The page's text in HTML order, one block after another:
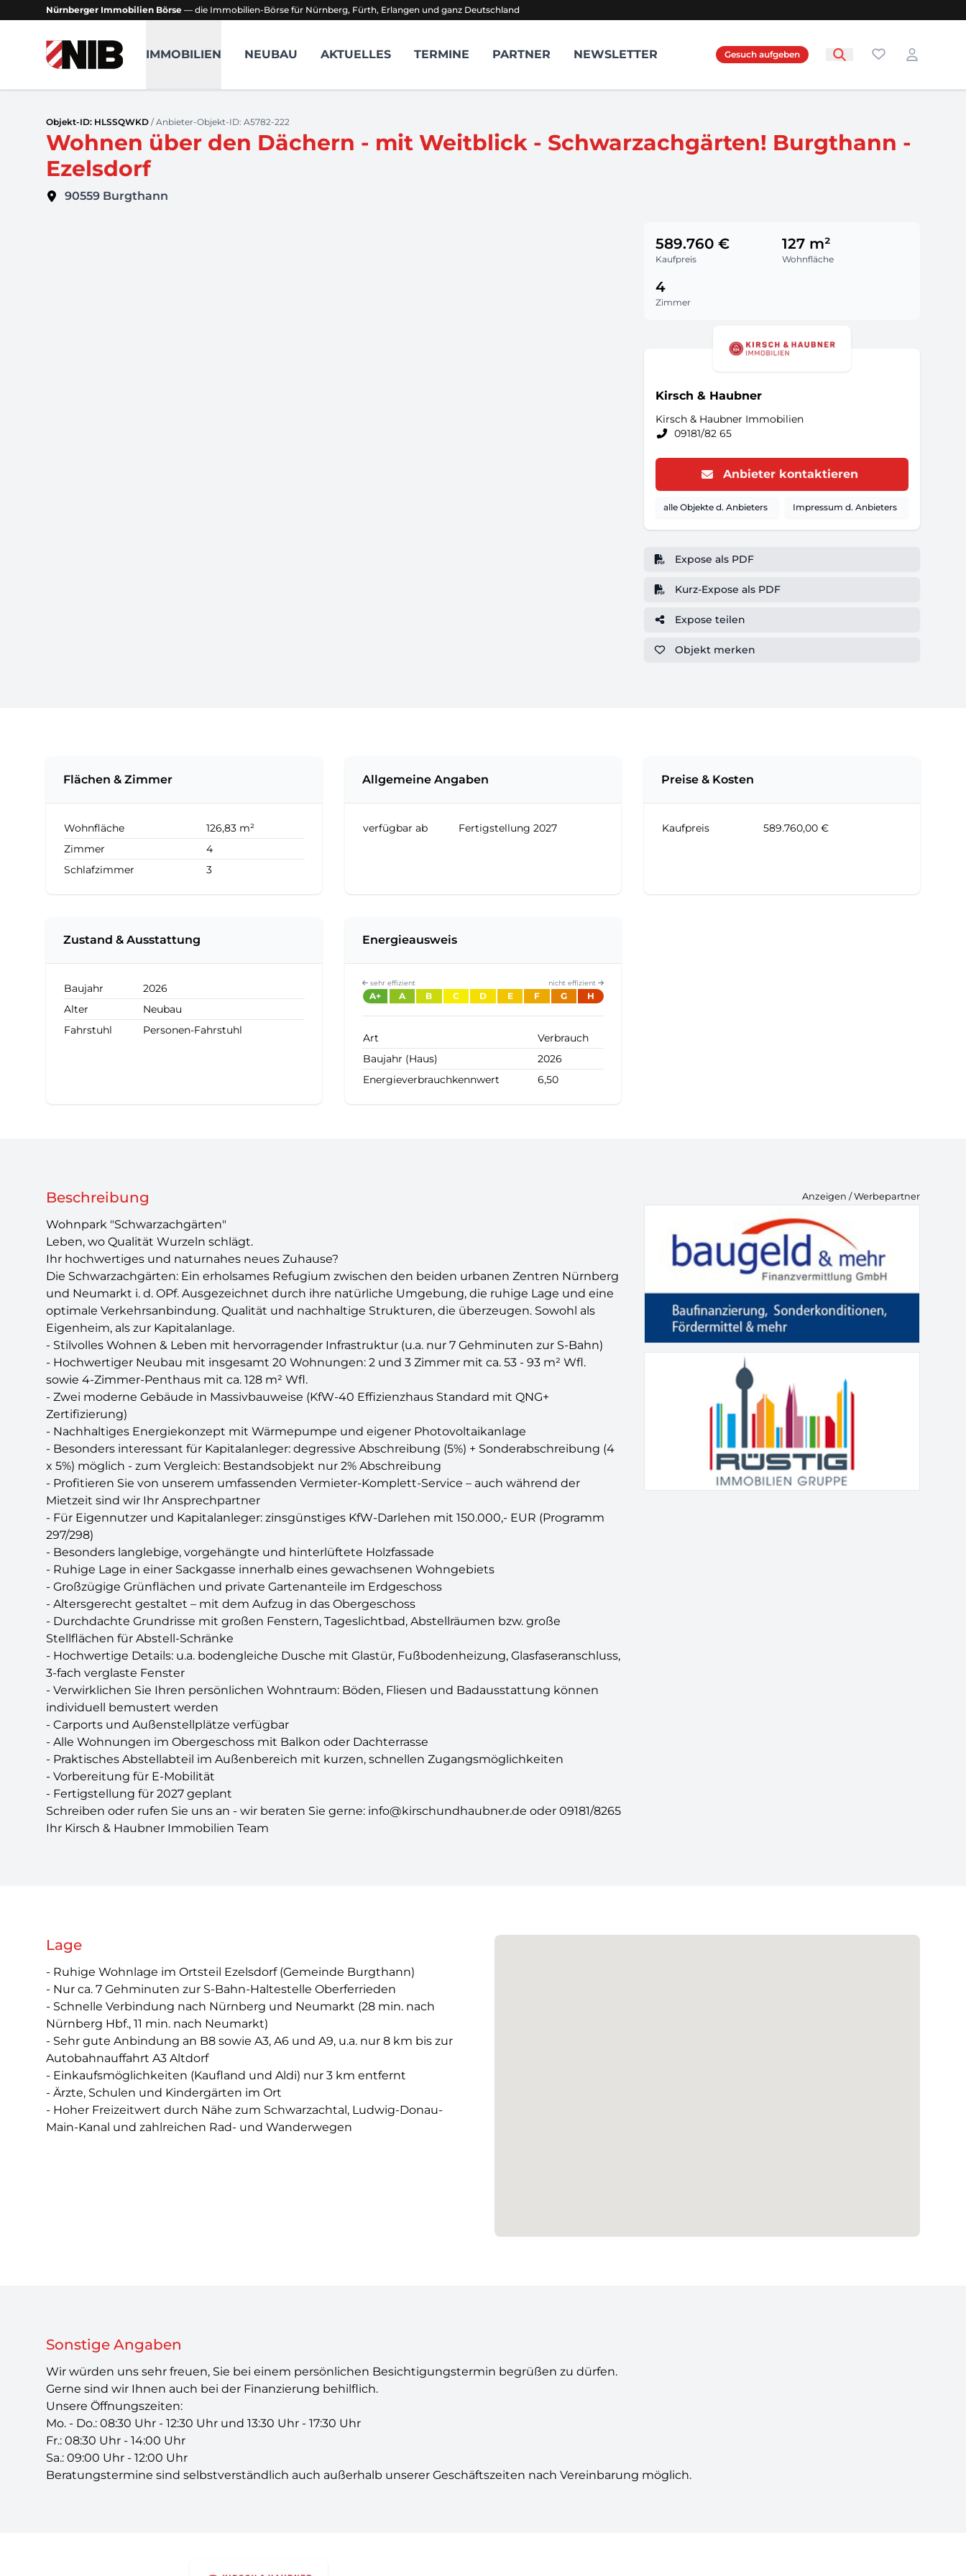
Nürnberger Immobilien Börse — die Immobilien-Börse für Nürnberg, Fürth, Erlangen und ganz Deutschland
NIB - Nürnberger Immobilien Börse
IMMOBILIEN NEUBAU AKTUELLES TERMINE PARTNER NEWSLETTER Gesuch aufgeben Favoriten
Login
Objekt-ID: HLSSQWKD / Anbieter-Objekt-ID: A5782-222
Wohnen über den Dächern - mit Weitblick - Schwarzachgärten! Burgthann -
Ezelsdorf
90559 Burgthann
Kaufpreis
589.760 €
Wohnfläche
127 m²
Zimmer
4
Kirsch & Haubner
Kirsch & Haubner Immobilien
09181/82 65
Anbieter kontaktieren
alle Objekte d. Anbieters Impressum d. Anbieters
Expose als PDF
Kurz-Expose als PDF
Expose teilen
Objekt merken
Flächen & Zimmer
Wohnfläche
126,83 m²
Zimmer
4
Schlafzimmer
3
Allgemeine Angaben
verfügbar ab Fertigstellung 2027
Preise & Kosten
Kaufpreis 589.760,00 €
Zustand & Ausstattung
Baujahr
2026
Alter
Neubau
Fahrstuhl
Personen-Fahrstuhl
Energieausweis
sehr effizient nicht effizient
A+ A B C D E F G H
Art
Verbrauch
Baujahr (Haus)
2026
Energieverbrauchkennwert
6,50
Beschreibung
Wohnpark "Schwarzachgärten"
Leben, wo Qualität Wurzeln schlägt.
Ihr hochwertiges und naturnahes neues Zuhause?
Die Schwarzachgärten: Ein erholsames Refugium zwischen den beiden urbanen Zentren Nürnberg
und Neumarkt i. d. OPf. Ausgezeichnet durch ihre natürliche Umgebung, die ruhige Lage und eine
optimale Verkehrsanbindung. Qualität und nachhaltige Strukturen, die überzeugen. Sowohl als
Eigenheim, als zur Kapitalanlage.
- Stilvolles Wohnen & Leben mit hervorragender Infrastruktur (u.a. nur 7 Gehminuten zur S-Bahn)
- Hochwertiger Neubau mit insgesamt 20 Wohnungen: 2 und 3 Zimmer mit ca. 53 - 93 m² Wfl.
sowie 4-Zimmer-Penthaus mit ca. 128 m² Wfl.
- Zwei moderne Gebäude in Massivbauweise (KfW-40 Effizienzhaus Standard mit QNG+
Zertifizierung)
- Nachhaltiges Energiekonzept mit Wärmepumpe und eigener Photovoltaikanlage
- Besonders interessant für Kapitalanleger: degressive Abschreibung (5%) + Sonderabschreibung (4
x 5%) möglich - zum Vergleich: Bestandsobjekt nur 2% Abschreibung
- Profitieren Sie von unserem umfassenden Vermieter-Komplett-Service – auch während der
Mietzeit sind wir Ihr Ansprechpartner
- Für Eigennutzer und Kapitalanleger: zinsgünstiges KfW-Darlehen mit 150.000,- EUR (Programm
297/298)
- Besonders langlebige, vorgehängte und hinterlüftete Holzfassade
- Ruhige Lage in einer Sackgasse innerhalb eines gewachsenen Wohngebiets
- Großzügige Grünflächen und private Gartenanteile im Erdgeschoss
- Altersgerecht gestaltet – mit dem Aufzug in das Obergeschoss
- Durchdachte Grundrisse mit großen Fenstern, Tageslichtbad, Abstellräumen bzw. große
Stellflächen für Abstell-Schränke
- Hochwertige Details: u.a. bodengleiche Dusche mit Glastür, Fußbodenheizung, Glasfaseranschluss,
3-fach verglaste Fenster
- Verwirklichen Sie Ihren persönlichen Wohntraum: Böden, Fliesen und Badausstattung können
individuell bemustert werden
- Carports und Außenstellplätze verfügbar
- Alle Wohnungen im Obergeschoss mit Balkon oder Dachterrasse
- Praktisches Abstellabteil im Außenbereich mit kurzen, schnellen Zugangsmöglichkeiten
- Vorbereitung für E-Mobilität
- Fertigstellung für 2027 geplant
Schreiben oder rufen Sie uns an - wir beraten Sie gerne: info@kirschundhaubner.de oder 09181/8265
Ihr Kirsch & Haubner Immobilien Team
Anzeigen / Werbepartner
Lage
- Ruhige Wohnlage im Ortsteil Ezelsdorf (Gemeinde Burgthann)
- Nur ca. 7 Gehminuten zur S-Bahn-Haltestelle Oberferrieden
- Schnelle Verbindung nach Nürnberg und Neumarkt (28 min. nach
Nürnberg Hbf., 11 min. nach Neumarkt)
- Sehr gute Anbindung an B8 sowie A3, A6 und A9, u.a. nur 8 km bis zur
Autobahnauffahrt A3 Altdorf
- Einkaufsmöglichkeiten (Kaufland und Aldi) nur 3 km entfernt
- Ärzte, Schulen und Kindergärten im Ort
- Hoher Freizeitwert durch Nähe zum Schwarzachtal, Ludwig-Donau-
Main-Kanal und zahlreichen Rad- und Wanderwegen
Sonstige Angaben
Wir würden uns sehr freuen, Sie bei einem persönlichen Besichtigungstermin begrüßen zu dürfen.
Gerne sind wir Ihnen auch bei der Finanzierung behilflich.
Unsere Öffnungszeiten:
Mo. - Do.: 08:30 Uhr - 12:30 Uhr und 13:30 Uhr - 17:30 Uhr
Fr.: 08:30 Uhr - 14:00 Uhr
Sa.: 09:00 Uhr - 12:00 Uhr
Beratungstermine sind selbstverständlich auch außerhalb unserer Geschäftszeiten nach Vereinbarung möglich.